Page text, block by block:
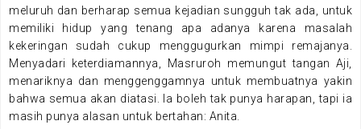
meluruh dan berharap semua kejadian sungguh tak ada, untuk
memiliki hidup yang tenang apa adanya karena masalah
kekeringan sudah cukup menggugurkan mimpi remajanya.
Menyadari keterdiamannya, Masruroh memungut tangan Aji,
menariknya dan menggenggamnya untuk membuatnya yakin
bahwa semua akan diatasi. Ia boleh tak punya harapan, tapi ia
masih punya alasan untuk bertahan: Anita.